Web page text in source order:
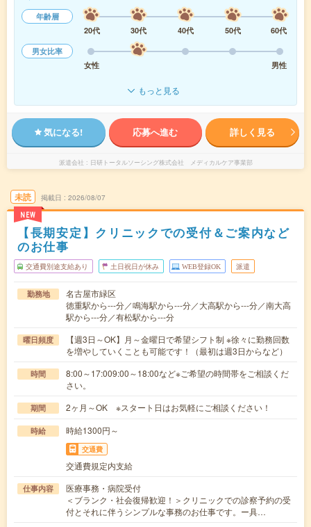
年齢層
20代
30代 40代 50代
60代
男女比率
女性
男性
もっと見る
気になる! 応募へ進む 詳しく見る
派遣会社 日研トータルソーシング株式会社 メディカルケア事業部
未読
NEW
掲載日 2026/08/07
【長期安定】クリニックでの受付＆ご案内など
のお仕事
交通費別途支給あり 土日祝日が休み WEB登録OK 派遣
勤務地
名古屋市緑区
徳重駅から---分／鳴海駅から---分／大高駅から---分／南大高
駅から---分／有松駅から---分
曜日頻度
【週3日～OK】月～金曜日で希望シフト制 ※徐々に勤務回数
を増やしていくことも可能です！（最初は週3日からなど）
時間
8:00～17:009:00～18:00など※ご希望の時間帯をご相談くだ
さい。
期間 2ヶ月～OK ※スタート日はお気軽にご相談ください！
時給 時給1300円～
交通費
交通費規定内支給
仕事内容
医療事務・病院受付
＜ブランク・社会復帰歓迎！＞クリニックでの診察予約の受
付とそれに伴うシンプルな事務のお仕事です。ー具…